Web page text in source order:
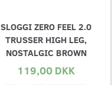
SLOGGI ZERO FEEL 2.0
TRUSSER HIGH LEG,
NOSTALGIC BROWN
119,00 DKK